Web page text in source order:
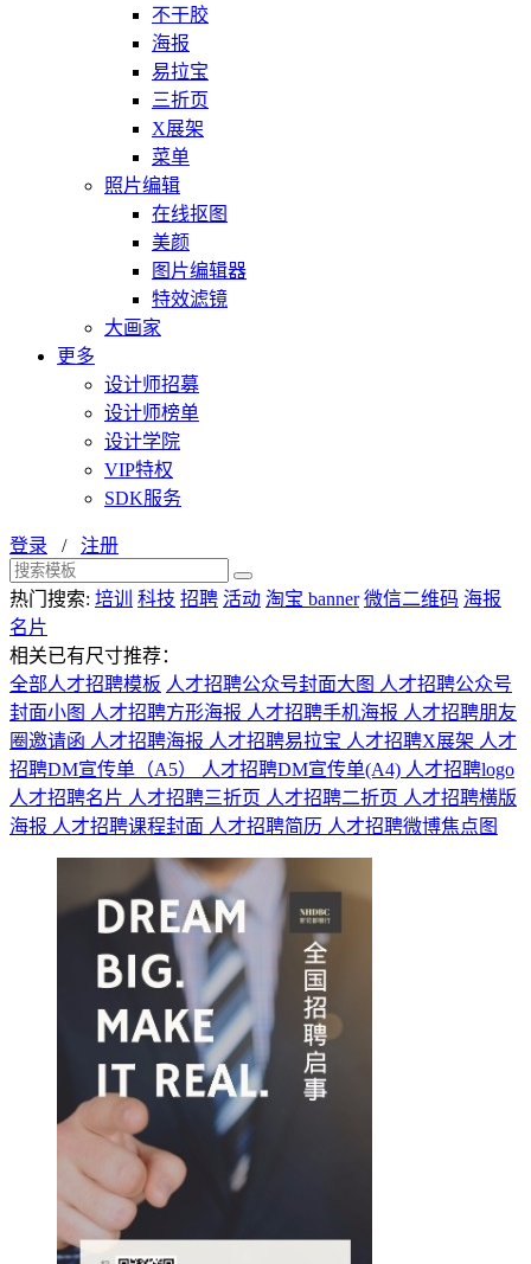
不干胶
海报
易拉宝
三折页
X展架
菜单
照片编辑
在线抠图
美颜
图片编辑器
特效滤镜
大画家
更多
设计师招募
设计师榜单
设计学院
VIP特权
SDK服务
登录 / 注册
热门搜索: 培训 科技 招聘 活动 淘宝 banner 微信二维码 海报
名片
相关已有尺寸推荐：
全部人才招聘模板 人才招聘公众号封面大图 人才招聘公众号
封面小图 人才招聘方形海报 人才招聘手机海报 人才招聘朋友
圈邀请函 人才招聘海报 人才招聘易拉宝 人才招聘X展架 人才
招聘DM宣传单（A5）
人才招聘DM宣传单(A4) 人才招聘logo
人才招聘名片 人才招聘三折页 人才招聘二折页 人才招聘横版
海报 人才招聘课程封面 人才招聘简历 人才招聘微博焦点图